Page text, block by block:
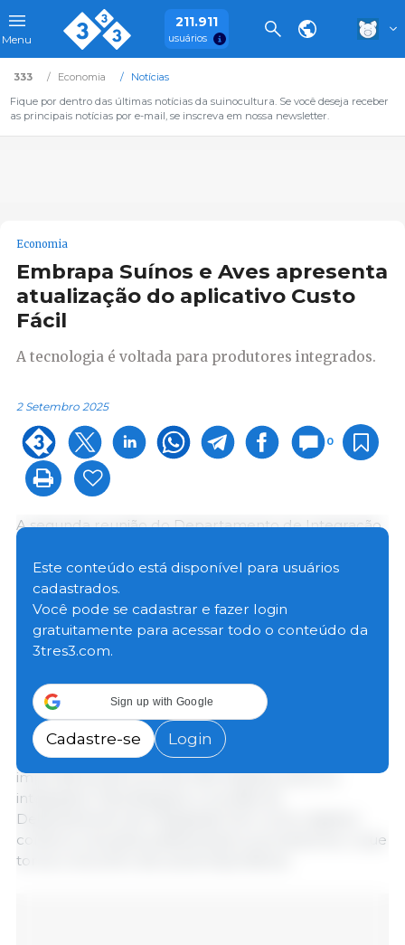
Menu
211.911
usuários
333 Economia
Notícias
Fique por dentro das últimas notícias da suinocultura. Se você deseja receber
as principais notícias por e-mail, se inscreva em nossa newsletter.
Economia
Embrapa Suínos e Aves apresenta
atualização do aplicativo Custo
Fácil
A tecnologia é voltada para produtores integrados.
2 Setembro 2025
0
A segunda reunião do Departamento de Integração
(ABCS) ocorreu na última quinta-feira (28/08), em
formato online. A agenda foi conduzida pelo
conselheiro de Integração e Cooperativas,
Alessandro Boigues, e pelo consultor de Mercado e
Integração, Iuri Machado.
O encontro teve como objetivo atualizar os
participantes sobre a nova versão do Aplicativo Custo
Fácil da Embrapa Suínos e Aves, além de discutir
pautas técnicas do setor de suínos e reforçar a
importância da troca de informações entre os
integrados. Para Boigues, a reunião do
Departamento de Integração tem como objetivo
construir soluções práticas para os produtores, o que
torna o encontro de suma importância.
Este conteúdo está disponível para usuários
cadastrados.
Você pode se cadastrar e fazer login
gratuitamente para acessar todo o conteúdo da
3tres3.com.
Sign up with Google
Cadastre-se Login